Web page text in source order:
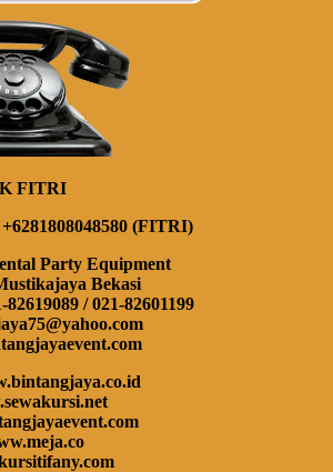
FITRI
(FITRI)
Party Equipment
Bekasi
/ 021-82601199